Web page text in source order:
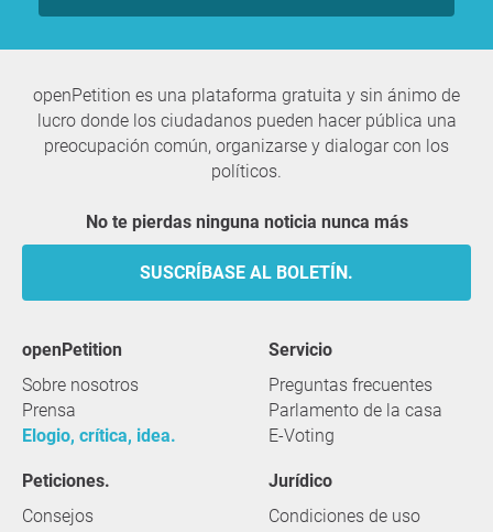
openPetition es una plataforma gratuita y sin ánimo de
lucro donde los ciudadanos pueden hacer pública una
preocupación común, organizarse y dialogar con los
políticos.
No te pierdas ninguna noticia nunca más
SUSCRÍBASE AL BOLETÍN.
openPetition
Sobre nosotros
Prensa
Elogio, crítica, idea.
servicio
Preguntas frecuentes
Parlamento de la casa
E-Voting
Peticiones.
Consejos
Jurídico
Condiciones de uso